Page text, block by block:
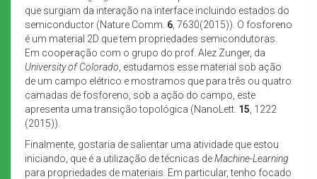
que surgiam da interação na interface incluindo estados do
semiconductor (Nature Comm. 6 , 7630(2015)). O fosforeno
é um material 2D que tem propriedades semicondutoras.
Em cooperação com o grupo do prof. Alez Zunger, da
University of Colorado , estudamos esse material sob ação
de um campo elétrico e mostramos que para três ou quatro
camadas de fosforeno, sob a ação do campo, este
apresenta uma transição topológica (NanoLett. 15 , 1222
(2015)).
Finalmente, gostaria de salientar uma atividade que estou
iniciando, que é a utilização de técnicas deMachine-Learning
para propriedades de materiais. Em particular, tenho focado